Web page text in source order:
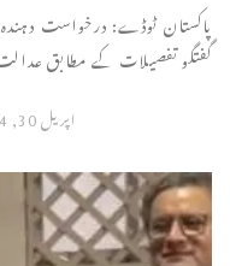
پاکستان ٹوڈے: درخواست
گفتگو تفصیلات کے مطابق
اپریل 30, 2024